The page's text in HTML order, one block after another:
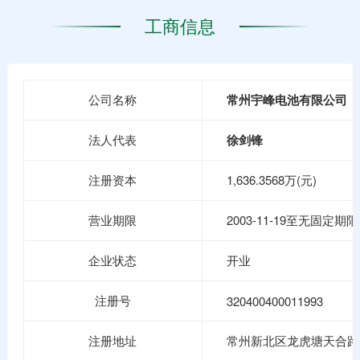
工商信息
公司名称 常州宇峰电池有限公司
法人代表 徐剑锋
注册资本 1,636.3568万(元)
营业期限 2003-11-19至无固定期限
企业状态 开业
注册号 320400400011993
注册地址 常州新北区龙虎塘天合